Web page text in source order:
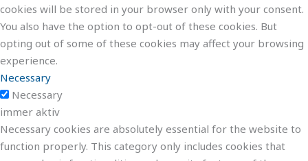
cookies will be stored in your browser only with your consent.
You also have the option to opt-out of these cookies. But
opting out of some of these cookies may affect your browsing
experience.
Necessary
Necessary
immer aktiv
Necessary cookies are absolutely essential for the website to
function properly. This category only includes cookies that